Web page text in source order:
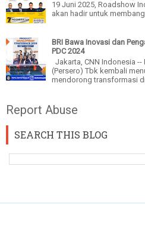
19 Juni 2025, Roadshow
akan hadir untuk
BRI Bawa Inovasi dan
PDC 2024
Jakarta, CNN Indonesia --
(Persero) Tbk kembali
mendorong transformasi
Report Abuse
SEARCH THIS BLOG